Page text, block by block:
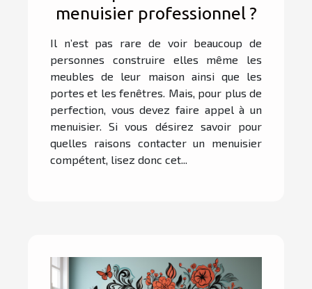
menuisier professionnel ?
Il n’est pas rare de voir beaucoup de
personnes construire elles même les
meubles de leur maison ainsi que les
portes et les fenêtres. Mais, pour plus de
perfection, vous devez faire appel à un
menuisier. Si vous désirez savoir pour
quelles raisons contacter un menuisier
compétent, lisez donc cet...